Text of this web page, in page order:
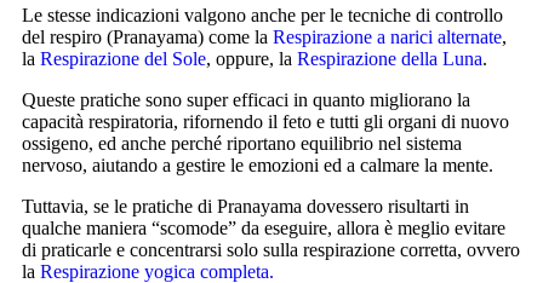
Le stesse indicazioni valgono anche per le tecniche di controllo
del respiro (Pranayama) come la Respirazione a narici alternate,
la Respirazione del Sole, oppure, la Respirazione della Luna.
Queste pratiche sono super efficaci in quanto migliorano la
capacità respiratoria, rifornendo il feto e tutti gli organi di nuovo
ossigeno, ed anche perché riportano equilibrio nel sistema
nervoso, aiutando a gestire le emozioni ed a calmare la mente.
Tuttavia, se le pratiche di Pranayama dovessero risultarti in
qualche maniera “scomode” da eseguire, allora è meglio evitare
di praticarle e concentrarsi solo sulla respirazione corretta, ovvero
la Respirazione yogica completa.